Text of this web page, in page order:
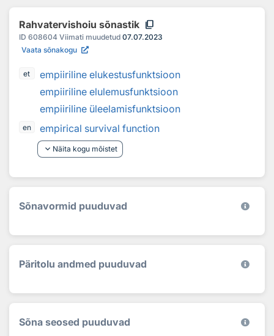
Rahvatervishoiu sõnastik content_copy
ID 608604 Viimati muudetud 07.07.2023
Vaata sõnakogu
et
empiiriline elukestusfunktsioon
empiiriline elulemusfunktsioon
empiiriline üleelamisfunktsioon
en
empirical survival function
keyboard_arrow_down Näita kogu mõistet
Sõnavormid puuduvad
Päritolu andmed puuduvad
Sõna seosed puuduvad